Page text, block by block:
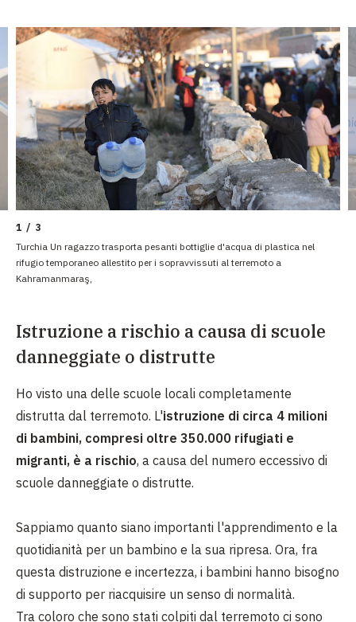
1 / 3
Turchia Un ragazzo trasporta pesanti bottiglie d'acqua di plastica nel
rifugio temporaneo allestito per i sopravvissuti al terremoto a
Kahramanmaraş,
Istruzione a rischio a causa di scuole
danneggiate o distrutte
Ho visto una delle scuole locali completamente
distrutta dal terremoto. L'istruzione di circa 4 milioni
di bambini, compresi oltre 350.000 rifugiati e
migranti, è a rischio, a causa del numero eccessivo di
scuole danneggiate o distrutte.
Sappiamo quanto siano importanti l'apprendimento e la
quotidianità per un bambino e la sua ripresa. Ora, fra
questa distruzione e incertezza, i bambini hanno bisogno
di supporto per riacquisire un senso di normalità.
Tra coloro che sono stati colpiti dal terremoto ci sono